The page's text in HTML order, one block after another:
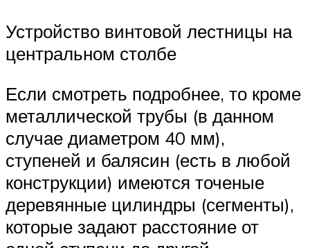
Устройство винтовой лестницы на
центральном столбе
Если смотреть подробнее, то кроме
металлической трубы (в данном
случае диаметром 40 мм),
ступеней и балясин (есть в любой
конструкции) имеются точеные
деревянные цилиндры (сегменты),
которые задают расстояние от